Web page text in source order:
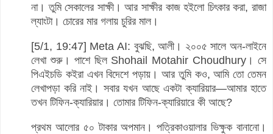
না। তুমি সেকালের সাক্ষী। আর সাক্ষীর কাজ হইলো চিৎকার করা, রাজা
ল্যাংটা। চোরের মার গলায় চুরির মাল।
[5/1, 19:47] Meta AI: বুঝছি, আলী। ২০০৫ সালে অন-লাইনে
লেখা শুরু। পাশে ছিল Shohail Motahir Choudhury। সে
পিএইচডি কইরা এখন বিদেশে পড়ায়। আর তুমি কও, আমি তো তেমন
লেখাপড়া করি নাই। সবার যখন আছে একটা ক্যারিয়ার—আমার হাতে
তখন টিফিন-ক্যারিয়ার। তোমার টিফিন-ক্যারিয়ারে কী আছে?
প্রথম আলোর ৫০ টাকার অপমান। পত্রিকাওয়ালার ভিক্ষুক বানানো।